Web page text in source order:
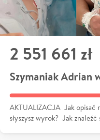
2 551 661 zł
Szymaniak Adrian
AKTUALIZACJA Jak
słyszysz wyrok? Jak